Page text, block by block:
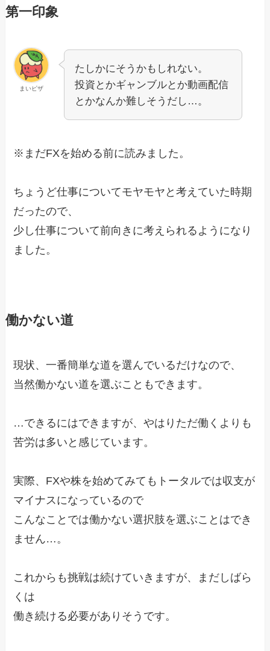
第一印象
まいピザ
たしかにそうかもしれない。
投資とかギャンブルとか動画配信
とかなんか難しそうだし…。
※まだFXを始める前に読みました。
ちょうど仕事についてモヤモヤと考えていた時期
だったので、
少し仕事について前向きに考えられるようになり
ました。
働かない道
現状、一番簡単な道を選んでいるだけなので、
当然働かない道を選ぶこともできます。
…できるにはできますが、やはりただ働くよりも
苦労は多いと感じています。
実際、FXや株を始めてみてもトータルでは収支が
マイナスになっているので
こんなことでは働かない選択肢を選ぶことはでき
ません…。
これからも挑戦は続けていきますが、まだしばら
くは
働き続ける必要がありそうです。